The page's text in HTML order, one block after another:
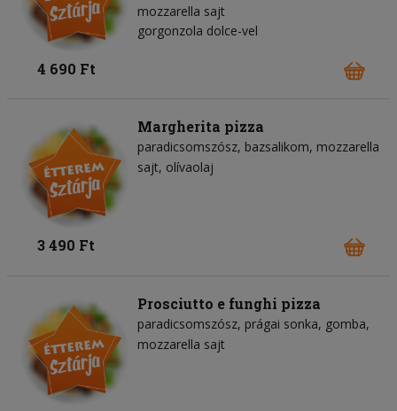
mozzarella sajt
gorgonzola dolce-vel
4 690 Ft
Margherita pizza
paradicsomszósz bazsalikom mozzarella
sajt olívaolaj
3 490 Ft
Prosciutto e funghi pizza
paradicsomszósz prágai sonka gomba
mozzarella sajt